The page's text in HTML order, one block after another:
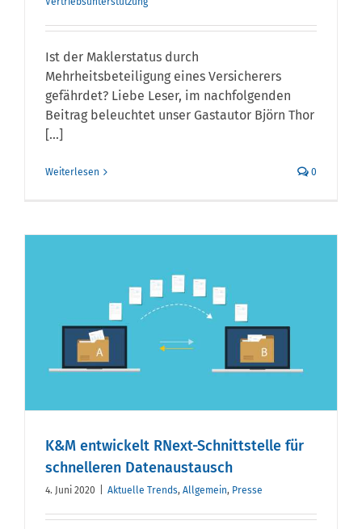
Ist der Maklerstatus durch
Mehrheitsbeteiligung eines Versicherers
gefährdet? Liebe Leser, im nachfolgenden
Beitrag beleuchtet unser Gastautor Björn Thor
[...]
Weiterlesen 0
K&M entwickelt RNext-Schnittstelle für
schnelleren Datenaustausch
4. Juni 2020 Aktuelle Trends, Allgemein, Presse